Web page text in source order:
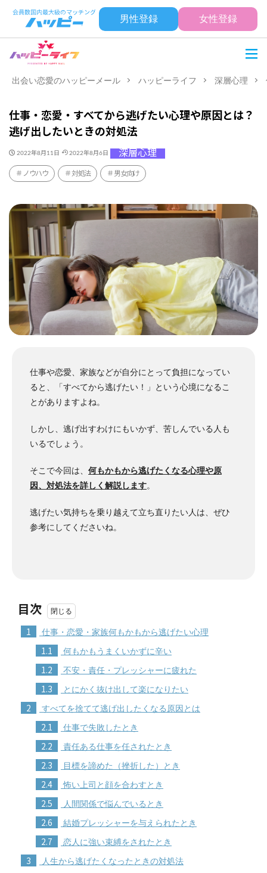
男性登録 女性登録
出会い恋愛のハッピーメール ハッピーライフ 深層心理
仕事・恋愛・すべてから逃げたい心理や原因とは？
逃げ出したいときの対処法
2022年8月11日 2022年8月6日 深層心理
ノウハウ 対処法 男女向け
仕事や恋愛、家族などが自分にとって負担になってい
ると、「すべてから逃げたい！」という心境になるこ
とがありますよね。
しかし、逃げ出すわけにもいかず、苦しんでいる人も
いるでしょう。
そこで今回は、 何もかもから逃げたくなる心理や原
因、対処法を詳しく解説します。
逃げたい気持ちを乗り越えて立ち直りたい人は、ぜひ
参考にしてくださいね。
目次
1 仕事・恋愛・家族何もかもから逃げたい心理
1.1 何もかもうまくいかずに辛い
1.2 不安・責任・プレッシャーに疲れた
1.3 とにかく抜け出して楽になりたい
2 すべてを捨てて逃げ出したくなる原因とは
2.1 仕事で失敗したとき
2.2 責任ある仕事を任されたとき
2.3 目標を諦めた（挫折した）とき
2.4 怖い上司と顔を合わすとき
2.5 人間関係で悩んでいるとき
2.6 結婚プレッシャーを与えられたとき
2.7 恋人に強い束縛をされたとき
3 人生から逃げたくなったときの対処法